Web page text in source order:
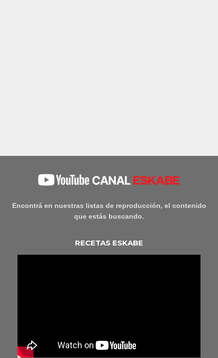
Encontrá en nuestras listas de reproducción, el contenido
que estás buscando.
RECETAS ESKABE